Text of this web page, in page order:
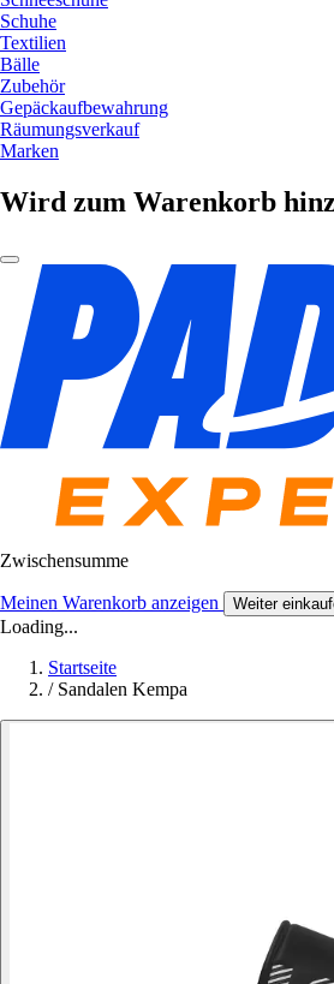
Schuhe
Textilien
Bälle
Zubehör
Gepäckaufbewahrung
Räumungsverkauf
Marken
Wird zum Warenkorb
Zwischensumme
Meinen Warenkorb anzeigen Weiter
Loading...
Startseite
/ Sandalen Kempa